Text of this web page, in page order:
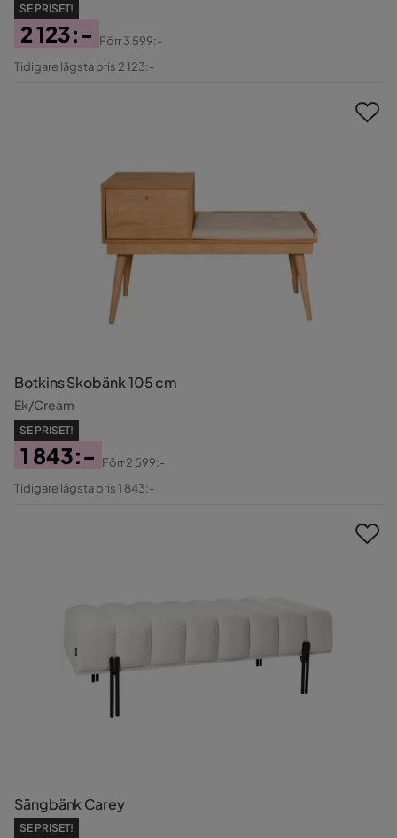
SE PRISET!
Pris
2 123:-
Original
Förr3 599:-
Tidigare lägsta pris 2 123:-
Botkins Skobänk 105 cm
Ek/Cream
SE PRISET!
Pris
1 843:-
Original
Förr2 599:-
Tidigare lägsta pris 1 843:-
Sängbänk Carey
SE PRISET!